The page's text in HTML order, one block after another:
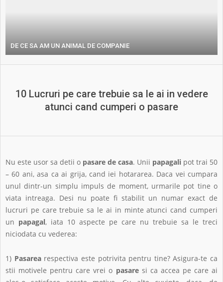
DE CE SA AM UN ANIMAL DE COMPANIE
10 Lucruri pe care trebuie sa le ai in vedere
atunci cand cumperi o pasare
Nu este usor sa detii o pasare de casa. Unii papagali pot trai 50
– 60 ani, asa ca ai grija, cand iei hotararea. Daca vei cumpara
unul dintr-un simplu impuls de moment, urmarile pot tine o
viata intreaga. Desi nu poate fi stabilit un numar exact de
lucruri pe care trebuie sa le ai in minte atunci cand cumperi
un papagal, iata 10 aspecte pe care nu trebuie sa le treci
niciodata cu vederea:
1) Pasarearespectiva este potrivita pentru tine? Asigura-te ca
stii motivele pentru care vrei o pasaresi ca accea pe care ai